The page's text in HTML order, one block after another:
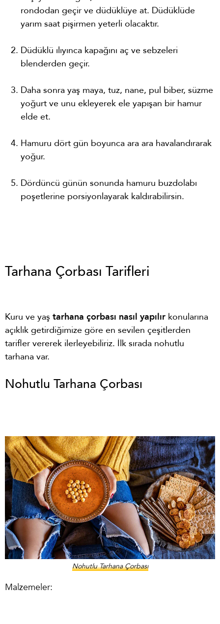
rondodan geçir ve düdüklüye at. Düdüklüde
yarım saat pişirmen yeterli olacaktır.
Düdüklü ılıyınca kapağını aç ve sebzeleri
blenderden geçir.
Daha sonra yaş maya, tuz, nane, pul biber, süzme
yoğurt ve unu ekleyerek ele yapışan bir hamur
elde et.
Hamuru dört gün boyunca ara ara havalandırarak
yoğur.
Dördüncü günün sonunda hamuru buzdolabı
poşetlerine porsiyonlayarak kaldırabilirsin.
Tarhana Çorbası Tarifleri
Kuru ve yaş tarhana çorbası nasıl yapılır konularına
açıklık getirdiğimize göre en sevilen çeşitlerden
tarifler vererek ilerleyebiliriz. İlk sırada nohutlu
tarhana var.
Nohutlu Tarhana Çorbası
Nohutlu Tarhana Çorbası
Malzemeler: